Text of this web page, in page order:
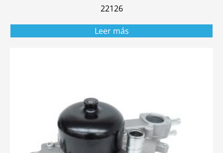
22126
Leer más